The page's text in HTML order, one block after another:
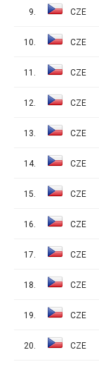
9. CZE
10. CZE
11. CZE
12. CZE
13. CZE
14. CZE
15. CZE
16. CZE
17. CZE
18. CZE
19. CZE
20. CZE